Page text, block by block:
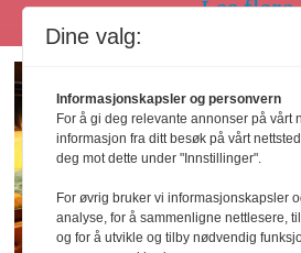
Les flere
Dine valg:
Informasjonskapsler og personvern
For å gi deg relevante annonser på vårt
informasjon fra ditt besøk på vårt
deg mot dette under "Innstillinger".
For øvrig bruker vi informasjonskapsler
analyse, for å sammenligne nettlesere,
og for å utvikle og tilby nødvendig